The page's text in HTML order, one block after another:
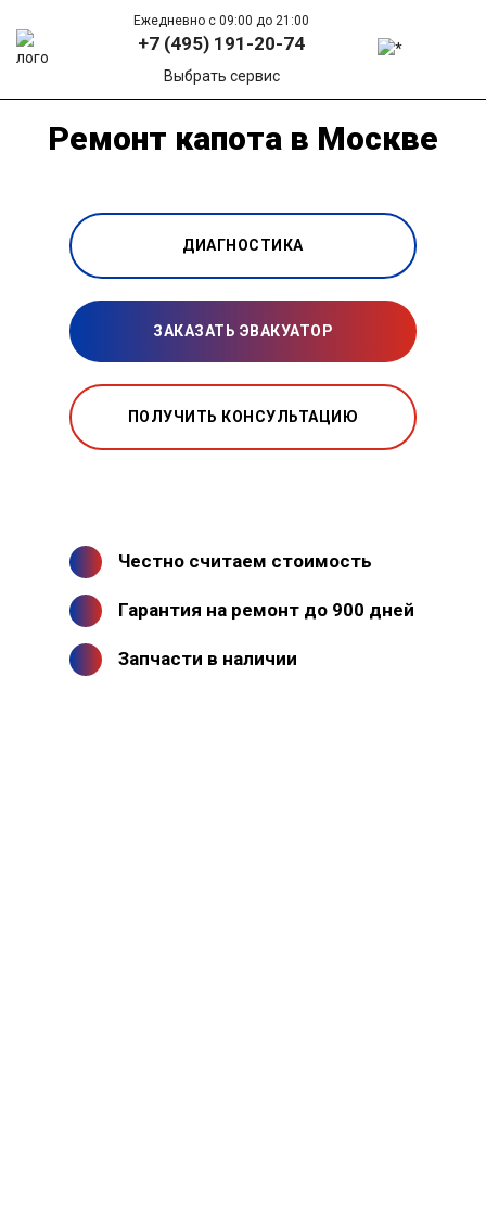
Ежедневно с 09:00 до 21:00
+7 (495) 191-20-74
Выбрать сервис
Ремонт капота в Москве
ДИАГНОСТИКА
ЗАКАЗАТЬ ЭВАКУАТОР
ПОЛУЧИТЬ КОНСУЛЬТАЦИЮ
Честно считаем стоимость
Гарантия на ремонт до 900 дней
Запчасти в наличии